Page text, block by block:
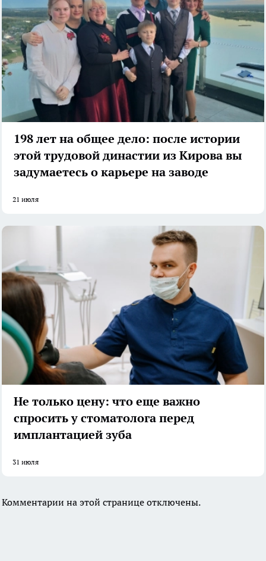
198 лет на общее дело: после истории
этой трудовой династии из Кирова вы
задумаетесь о карьере на заводе
21 июля
Не только цену: что еще важно
спросить у стоматолога перед
имплантацией зуба
31 июля
Комментарии на этой странице отключены.